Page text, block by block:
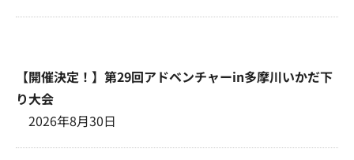
【開催決定！】第29回アドベンチャーin多摩川いかだ下
り大会
2026年8月30日